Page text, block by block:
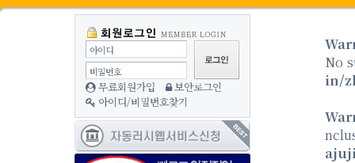
아이디
비밀번호
무료회원가입
보안로그인
아이디/비밀번호찾기
No
in/